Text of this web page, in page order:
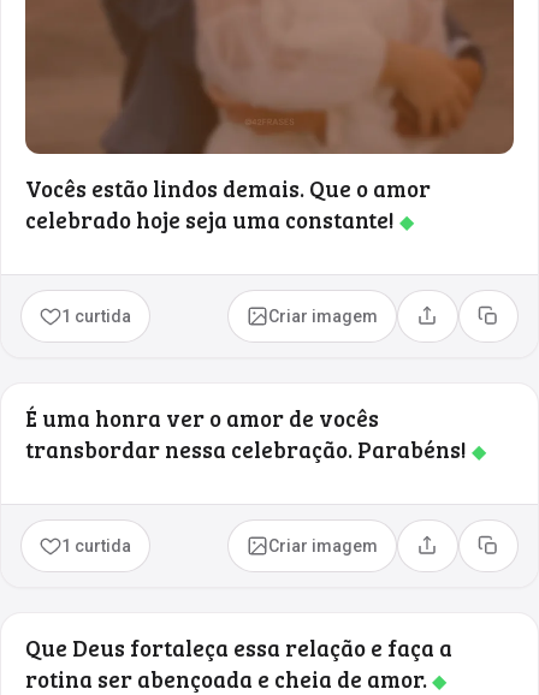
Vocês estão lindos demais. Que o amor
celebrado hoje seja uma constante! ◆
1 curtida Criar imagem Compartilhar
Copiar
É uma honra ver o amor de vocês
transbordar nessa celebração. Parabéns! ◆
1 curtida Criar imagem Compartilhar
Copiar
Que Deus fortaleça essa relação e faça a
rotina ser abençoada e cheia de amor.◆